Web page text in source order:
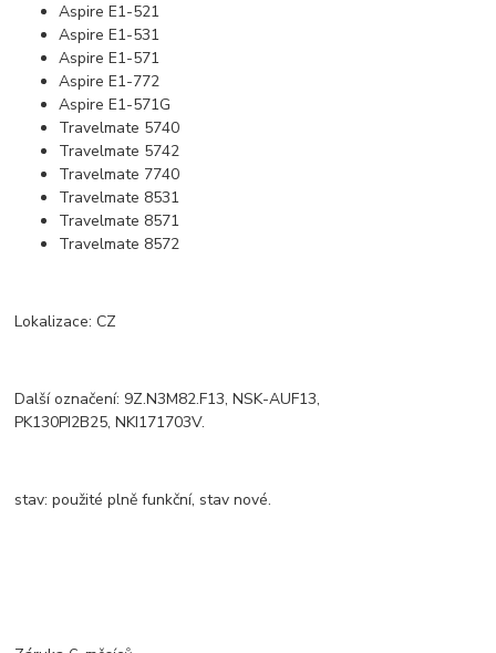
Aspire E1-521
Aspire E1-531
Aspire E1-571
Aspire E1-772
Aspire E1-571G
Travelmate 5740
Travelmate 5742
Travelmate 7740
Travelmate 8531
Travelmate 8571
Travelmate 8572
Lokalizace: CZ
Další označení: 9Z.N3M82.F13, NSK-AUF13,
PK130PI2B25, NKI171703V.
stav: použité plně funkční, stav nové.